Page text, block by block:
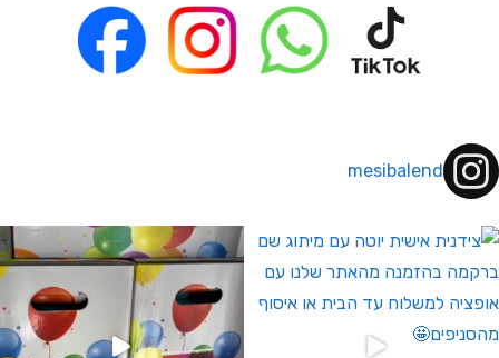
mesibalend
לחברי מועדון ומצטרפים חדשים🤍